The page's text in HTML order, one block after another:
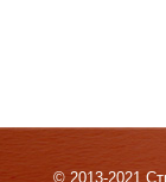
© 2013-2021